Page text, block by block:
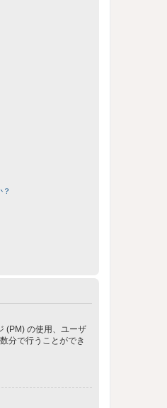
(PM) の使用、ユーザ
分で行うことができ